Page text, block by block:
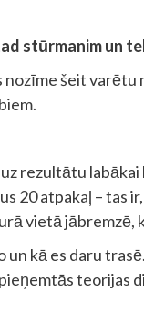
stūrmanim un
šeit varētu
rezultātu labākai
20 atpakaļ – tas
vietā jābremzē,
kā es daru
teorijas